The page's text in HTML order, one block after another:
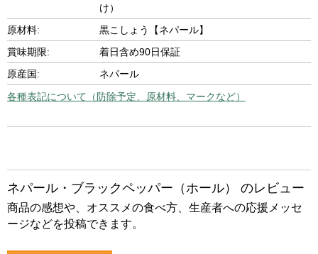
け）
原材料:
黒こしょう【ネパール】
賞味期限:
着日含め90日保証
原産国:
ネパール
各種表記について（防除予定、原材料、マークなど）
ネパール・ブラックペッパー（ホール） のレビュー
商品の感想や、オススメの食べ方、生産者への応援メッセ
ージなどを投稿できます。